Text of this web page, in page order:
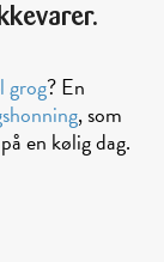
grog? En
, som
en kølig dag.